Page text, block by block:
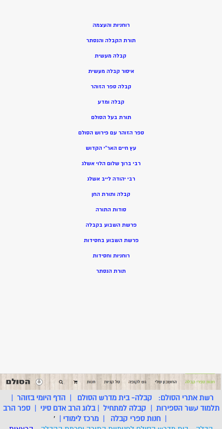
רוחניות והעצמה
תורת הקבלה והנסתר
קבלה מעשית
איסור קבלה מעשית
קבלה ספר הזוהר
קבלה ומדע
תורת בעל הסולם
ספר הזוהר עם פירוש הסולם
עץ חיים האר”י הקדוש
רבי ברוך שלום הלוי אשלג
רבי יהודה לייב אשלג
קבלה ותורת החן
סודות התורה
פרשת השבוע בקבלה
פרשת השבוע בחסידות
רוחניות וחסידות
תורת הנסתר
רשת אתרי הסולם: קבלה- בית מדרש הסולם |הדף היומי בזוהר |
תלמוד עשר הספירות | קבלה למתחיל |בלוג הרב אדם סיני |ספר הרב
| חנות ספרי קבלה | מרכז לימודי |
'